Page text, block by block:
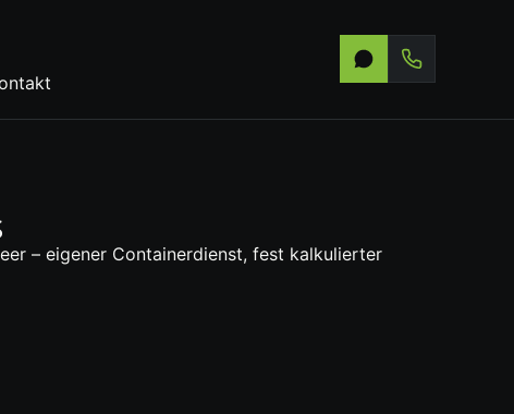
– eigener Containerdienst, fest kalkulierter